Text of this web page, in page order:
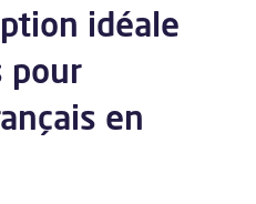
idéale
pour
en